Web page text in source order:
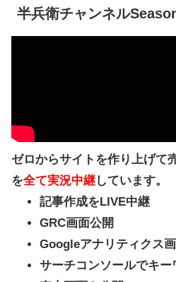
半兵衛チャンネル
ゼロからサイトを作り上げて
を全て実況中継しています。
記事作成をLIVE中継
GRC画面公開
Googleアナリティクス
サーチコンソールでキー